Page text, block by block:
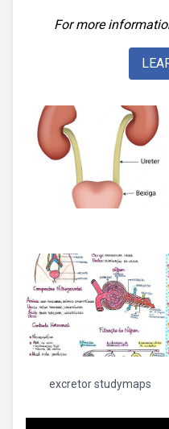
For more
excretor studymaps